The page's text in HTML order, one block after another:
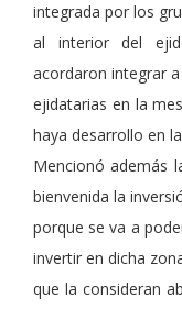
integrada por los
al interior del
acordaron integrar
ejidatarias en la
haya desarrollo en
Mencionó además
bienvenida la
porque se va a
invertir en dicha
que la consideran